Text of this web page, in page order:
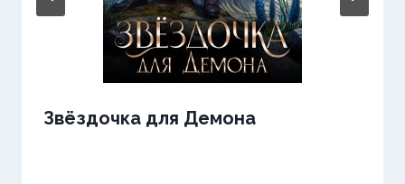
Звёздочка для Демона